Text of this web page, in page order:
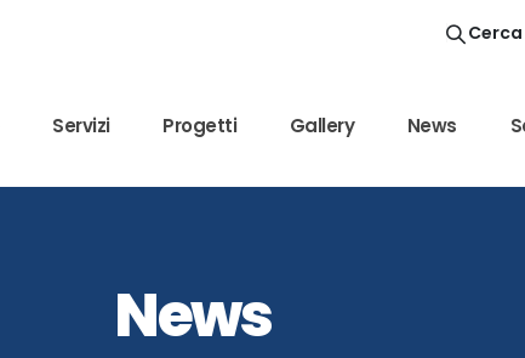
Cerca
Servizi Progetti Gallery News
News